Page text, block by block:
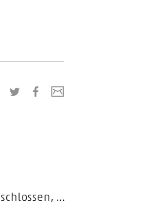
TwitterFacebook
Schwarzes Instrumenten-Etui, leer oder bestückt, mit ausknöpfbarem und waschbarem Drillicheinsatz, Farbe grau. Masse: Etui geschlossen, Länge 21 cm, Breite 15 cm.